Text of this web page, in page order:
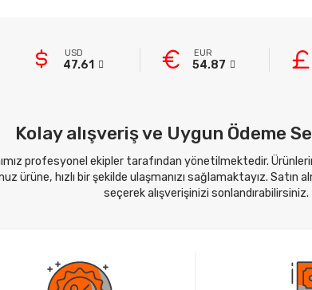
USD
47.61
EUR
54.87
Kolay alışveriş ve Uygun Ödeme
profesyonel ekipler tarafından yönetilmektedir.
ürüne, hızlı bir şekilde ulaşmanızı sağlamaktayız.
seçerek alışverişinizi sonlandırabilirsiniz.